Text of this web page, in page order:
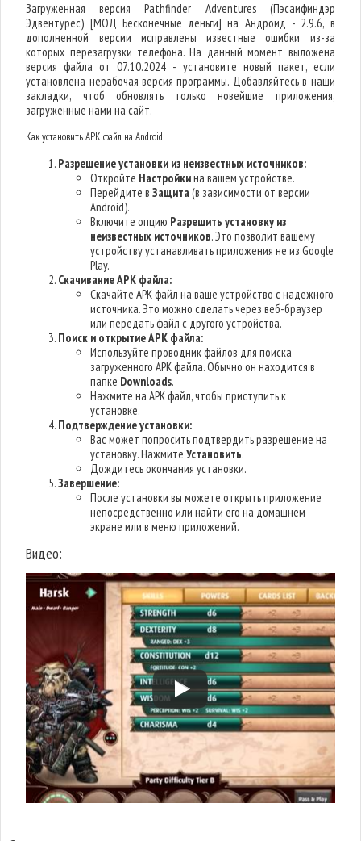
Загруженная версия Pathfinder Adventures (Пэсаифиндэр
Эдвентурес) [МОД Бесконечные деньги] на Андроид - 2.9.6, в
дополненной версии исправлены известные ошибки из-за
которых перезагрузки телефона. На данный момент выложена
версия файла от 07.10.2024 - установите новый пакет, если
установлена нерабочая версия программы. Добавляйтесь в наши
закладки, чтоб обновлять только новейшие приложения,
загруженные нами на сайт.
Как установить APK файл на Android
Разрешение установки из неизвестных источников:
Откройте Настройкина вашем устройстве.
Перейдите вЗащита(в зависимости от версии
Android).
Включите опцию Разрешить установку из
неизвестных источников. Это позволит вашему
устройству устанавливать приложения не из Google
Play.
Скачивание APK файла:
Скачайте APK файл на ваше устройство с надежного
источника. Это можно сделать через веб-браузер
или передать файл с другого устройства.
Поиск и открытие APK файла:
Используйте проводник файлов для поиска
загруженного APK файла. Обычно он находится в
папке Downloads.
Нажмите на APK файл, чтобы приступить к
установке.
Подтверждение установки:
Вас может попросить подтвердить разрешение на
установку. НажмитеУстановить.
Дождитесь окончания установки.
Завершение:
После установки вы можете открыть приложение
непосредственно или найти его на домашнем
экране или в меню приложений.
Видео: